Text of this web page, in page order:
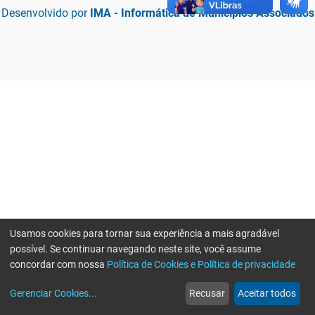
Desenvolvido por IMA - Informática de Municípios Associados
web
Notícias
more_horiz
Mais
Usamos cookies para tornar sua experiência a mais agradável
possível. Se continuar navegando neste site, você assume
concordar com nossa Política de Cookies e Política de privacidade
Gerenciar Cookies... Recusar Aceitar todos
Erro ao enviar informações, por favor tente novamente